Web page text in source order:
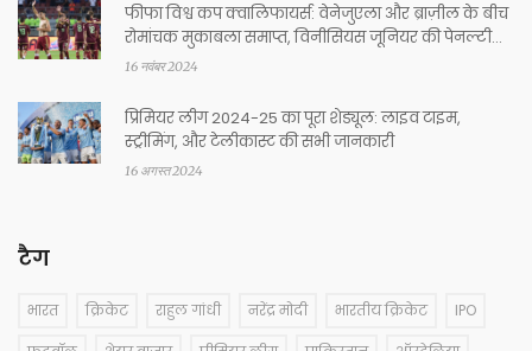
फीफा विश्व कप क्वालिफायर्स: वेनेजुएला और ब्राज़ील के बीच
रोमांचक मुकाबला समाप्त, विनीसियस जूनियर की पेनल्टी
चूकने से दूसरी जीत का सपना टूटा
16 नवंबर 2024
प्रिमियर लीग 2024-25 का पूरा शेड्यूल: लाइव टाइम,
स्ट्रीमिंग, और टेलीकास्ट की सभी जानकारी
16 अगस्त 2024
टैग
भारत क्रिकेट राहुल गांधी नरेंद्र मोदी भारतीय क्रिकेट IPO